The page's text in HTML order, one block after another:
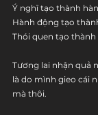
Ý nghĩ tạo thành
Hành động tạo
Thói quen tạo thành
Tương lai nhận quả
là do mình gieo cái
mà thôi.